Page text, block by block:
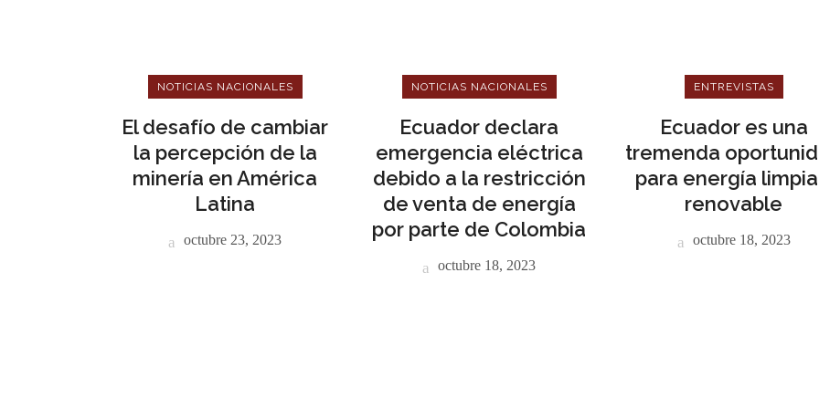
NOTICIAS NACIONALES
El desafío de cambiar
la percepción de la
minería en América
Latina
octubre 23, 2023
NOTICIAS NACIONALES
Ecuador declara
emergencia eléctrica
debido a la restricción
de venta de energía
por parte de Colombia
octubre 18, 2023
ENTREVISTAS
Ecuador es una
tremenda
para energía
renovable
octubre 18, 2023
MENÚ PRINCIPAL